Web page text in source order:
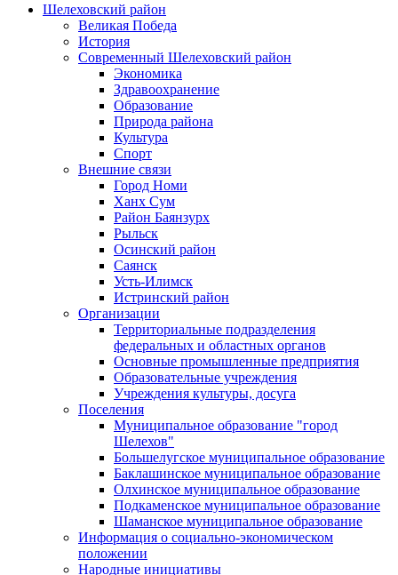
Шелеховский район
Великая Победа
История
Современный Шелеховский район
Экономика
Здравоохранение
Образование
Природа района
Культура
Спорт
Внешние связи
Город Номи
Ханх Сум
Район Баянзурх
Рыльск
Осинский район
Саянск
Усть-Илимск
Истринский район
Организации
Территориальные подразделения
федеральных и областных органов
Основные промышленные предприятия
Образовательные учреждения
Учреждения культуры, досуга
Поселения
Муниципальное образование "город
Шелехов"
Большелугское муниципальное образование
Баклашинское муниципальное образование
Олхинское муниципальное образование
Подкаменское муниципальное образование
Шаманское муниципальное образование
Информация о социально-экономическом
положении
Народные инициативы